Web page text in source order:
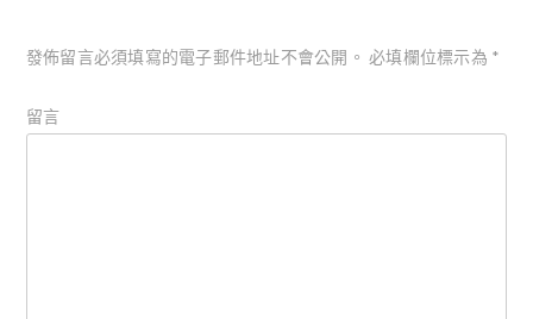
發佈留言必須填寫的電子郵件地址不會公開。 必填欄位標示為 *
留言